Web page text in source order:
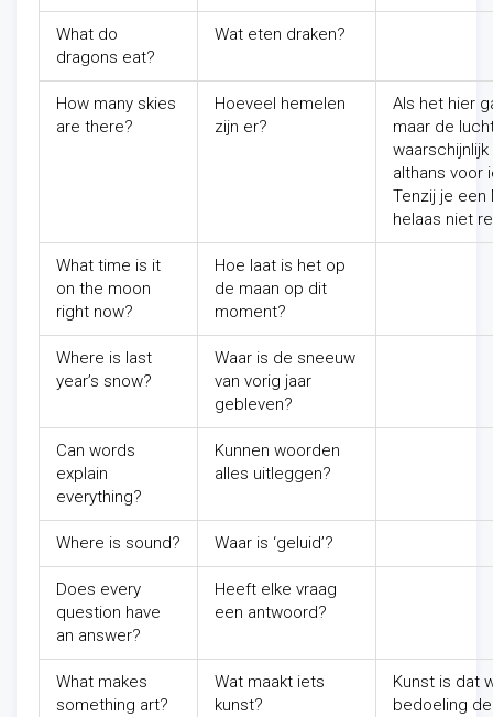
What do
dragons eat?
Wat eten draken?
How many skies
are there?
Hoeveel hemelen
zijn er?
Als het hier
maar de
althans voor
Tenzij je een
helaas niet
What time is it
on the moon
right now?
Hoe laat is het op
de maan op dit
moment?
Where is last
year’s snow?
Waar is de sneeuw
van vorig jaar
gebleven?
Can words
explain
everything?
Kunnen woorden
alles uitleggen?
Where is sound? Waar is ‘geluid’?
Does every
question have
an answer?
Heeft elke vraag
een antwoord?
What makes
something art?
Wat maakt iets
kunst?
Kunst is dat
bedoeling